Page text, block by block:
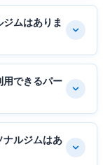
ムはありま
用できるパー
ナルジムはあ